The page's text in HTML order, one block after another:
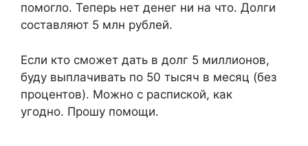
помогло. Теперь нет денег ни на что. Долги
составляют 5 млн рублей.
Если кто сможет дать в долг 5 миллионов,
буду выплачивать по 50 тысяч в месяц (без
процентов). Можно с распиской, как
угодно. Прошу помощи.